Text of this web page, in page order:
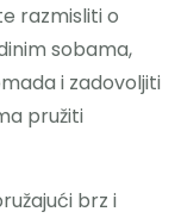
razmisliti o
sobama,
i zadovoljiti
pružiti
brz i